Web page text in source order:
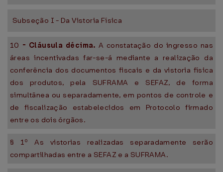
Subseção I - Da Vistoria Física
10 - Cláusula décima. A constatação do ingresso nas
áreas incentivadas far-se-á mediante a realização da
conferência dos documentos fiscais e da vistoria física
dos produtos, pela SUFRAMA e SEFAZ, de forma
simultânea ou separadamente, em pontos de controle e
de fiscalização estabelecidos em Protocolo firmado
entre os dois órgãos.
§ 1º As vistorias realizadas separadamente serão
compartilhadas entre a SEFAZ e a SUFRAMA.